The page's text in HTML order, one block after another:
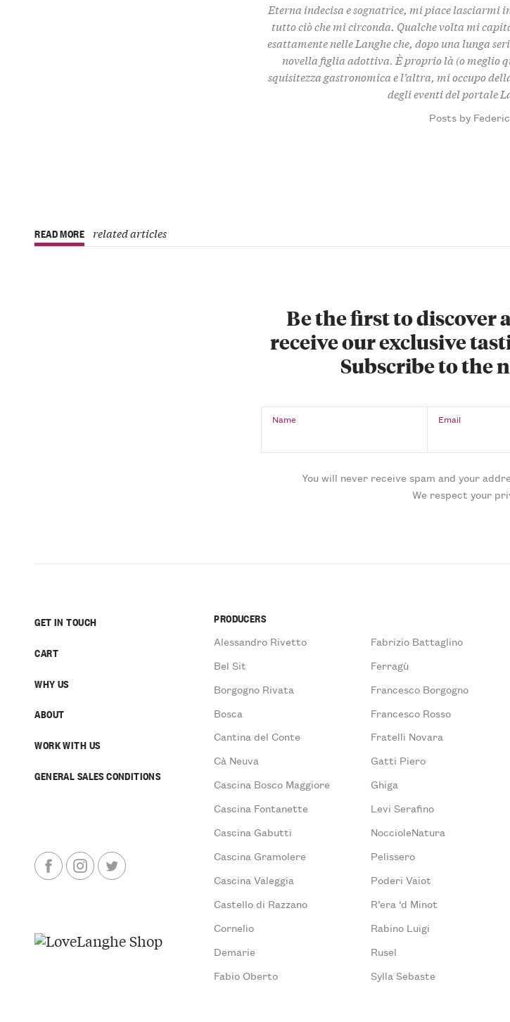
Eterna indecisa e sognatrice, mi piace lasciarmi
tutto ciò che mi circonda. Qualche volta mi
esattamente nelle Langhe che, dopo una lunga
novella figlia adottiva. È proprio là (o meglio
squisitezza gastronomica e l’altra, mi occupo
degli eventi del portale
Posts by
READ MORE related articles
Be the first to discover
receive our exclusive
Subscribe to the
Name Email
You will never receive spam and your
We respect your
GET IN TOUCH
CART
WHY US
ABOUT
WORK WITH US
GENERAL SALES CONDITIONS
PRODUCERS
Alessandro Rivetto
Bel Sit
Borgogno Rivata
Bosca
Cantina del Conte
Cà Neuva
Cascina Bosco Maggiore
Cascina Fontanette
Cascina Gabutti
Cascina Gramolere
Cascina Valeggia
Castello di Razzano
Cornelio
Demarie
Fabio Oberto
Fabrizio Battaglino
Ferragù
Francesco Borgogno
Francesco Rosso
Fratelli Novara
Gatti Piero
Ghiga
Levi Serafino
NoccioleNatura
Pelissero
Poderi Vaiot
R’era ‘d Minot
Rabino Luigi
Rusel
Sylla Sebaste